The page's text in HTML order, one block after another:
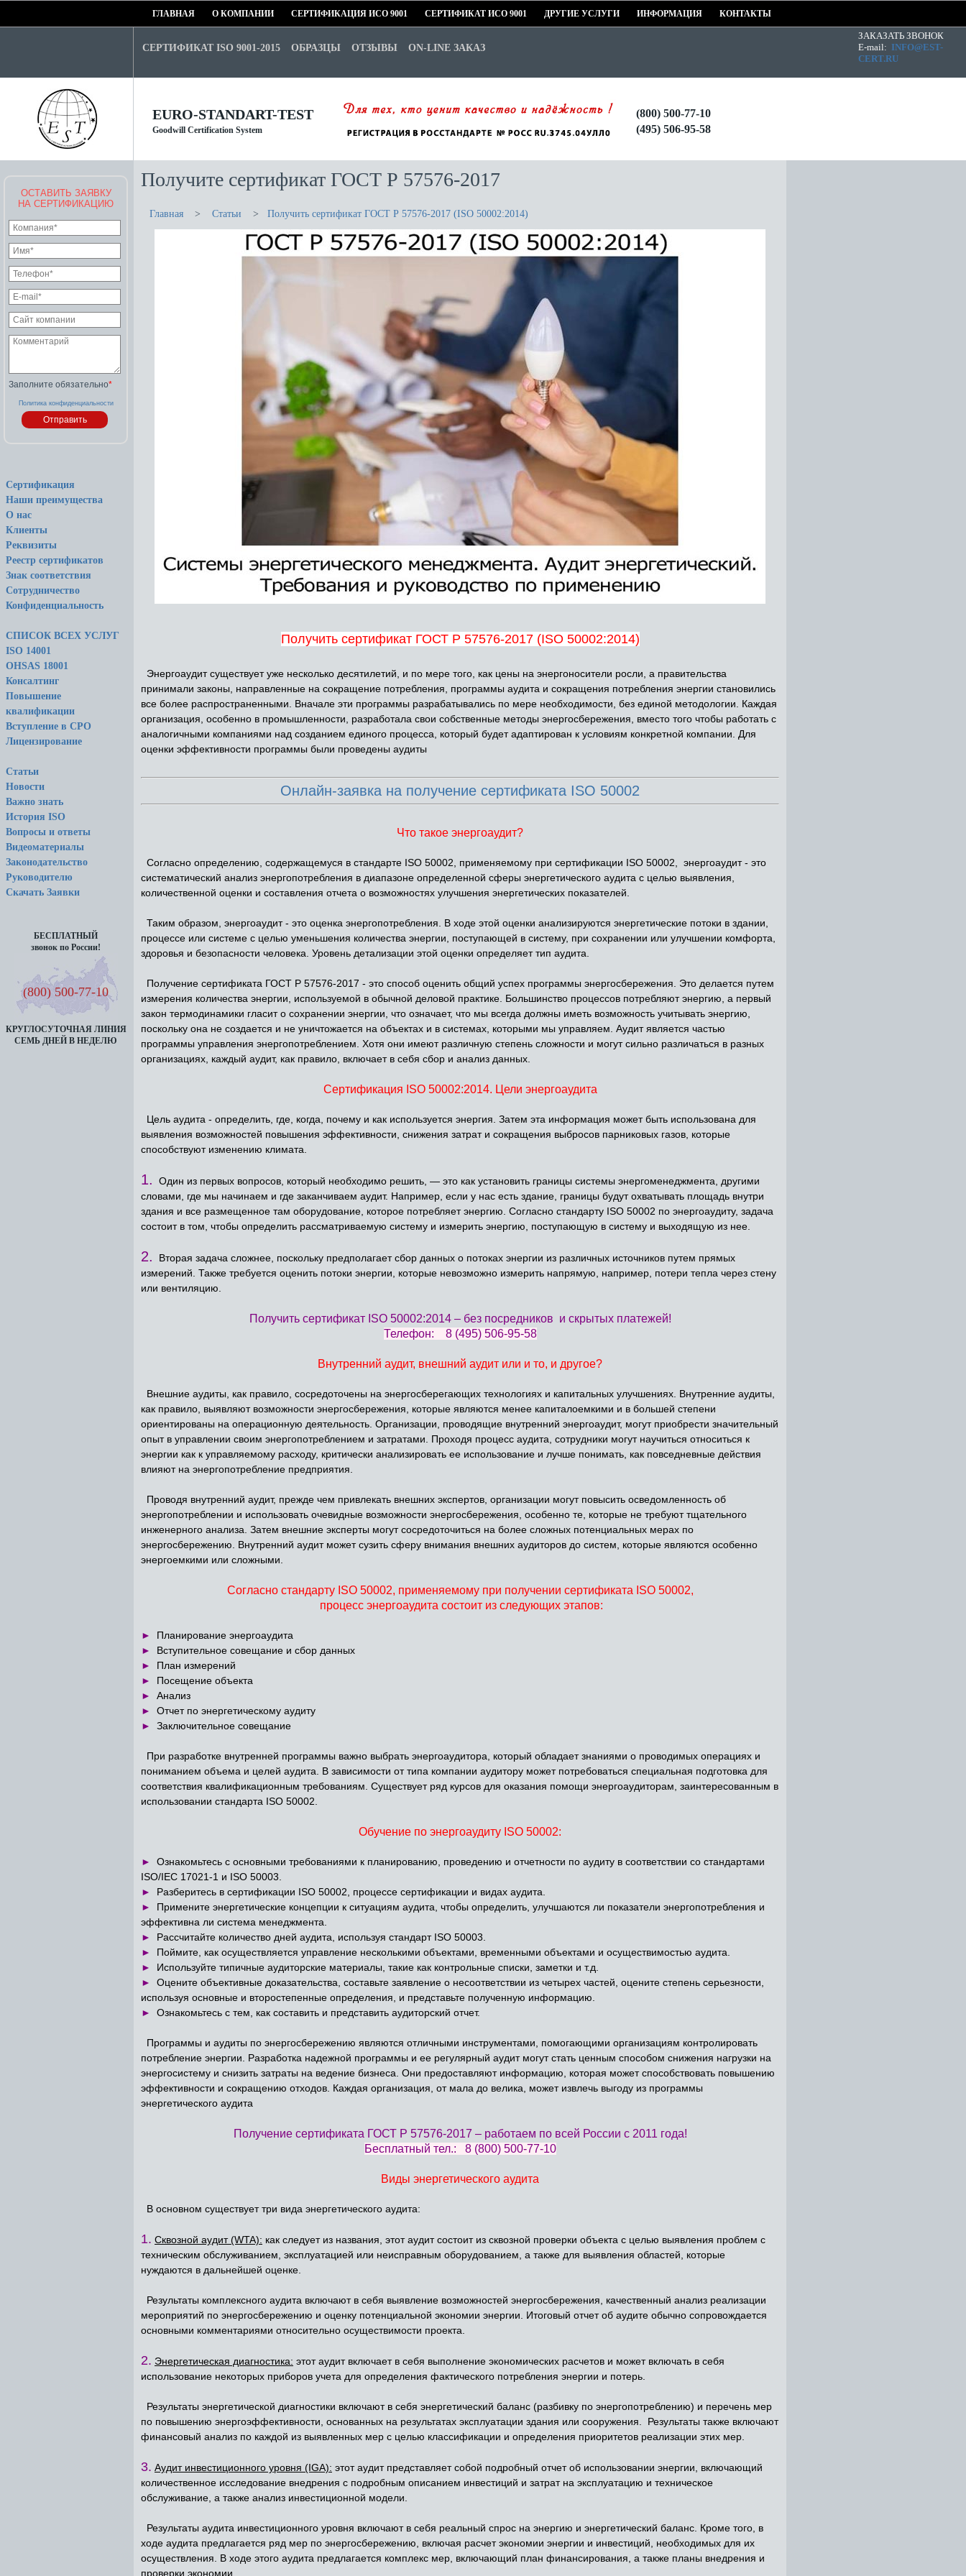
ГЛАВНАЯ О КОМПАНИИ СЕРТИФИКАЦИЯ ИСО 9001 СЕРТИФИКАТ ИСО 9001 ДРУГИЕ УСЛУГИ ИНФОРМАЦИЯ КОНТАКТЫ
СЕРТИФИКАТ ISO 9001-2015 ОБРАЗЦЫ ОТЗЫВЫ ON-LINE ЗАКАЗ
ЗАКАЗАТЬ ЗВОНОК
E-mail: INFO@EST-
CERT.RU
EURO-STANDART-TEST
Goodwill Certification System
(800) 500-77-10
(495) 506-95-58
ОСТАВИТЬ ЗАЯВКУ
НА СЕРТИФИКАЦИЮ
Заполните обязательно*
Политика конфиденциальности
Сертификация
Наши преимущества
О нас
Клиенты
Реквизиты
Реестр сертификатов
Знак соответствия
Сотрудничество
Конфиденциальность
СПИСОК ВСЕХ УСЛУГ
ISO 14001
OHSAS 18001
Консалтинг
Повышение
квалификации
Вступление в СРО
Лицензирование
Статьи
Новости
Важно знать
История ISO
Вопросы и ответы
Видеоматериалы
Законодательство
Руководителю
Скачать Заявки
БЕСПЛАТНЫЙ
звонок по России!
(800) 500-77-10
КРУГЛОСУТОЧНАЯ ЛИНИЯ
СЕМЬ ДНЕЙ В НЕДЕЛЮ
Получите сертификат ГОСТ Р 57576-2017
Главная > Статьи > Получить сертификат ГОСТ Р 57576-2017 (ISO 50002:2014)
Получить сертификат ГОСТ Р 57576-2017 (ISO 50002:2014)
Энергоаудит существует уже несколько десятилетий, и по мере того, как цены на энергоносители росли, а правительства
принимали законы, направленные на сокращение потребления, программы аудита и сокращения потребления энергии становились
все более распространенными. Вначале эти программы разрабатывались по мере необходимости, без единой методологии. Каждая
организация, особенно в промышленности, разработала свои собственные методы энергосбережения, вместо того чтобы работать с
аналогичными компаниями над созданием единого процесса, который будет адаптирован к условиям конкретной компании. Для
оценки эффективности программы были проведены аудиты
Онлайн-заявка на получение сертификата ISO 50002
Что такое энергоаудит?
Согласно определению, содержащемуся в стандарте ISO 50002, применяемому при сертификации ISO 50002, энергоаудит - это
систематический анализ энергопотребления в диапазоне определенной сферы энергетического аудита с целью выявления,
количественной оценки и составления отчета о возможностях улучшения энергетических показателей.
Таким образом, энергоаудит - это оценка энергопотребления. В ходе этой оценки анализируются энергетические потоки в здании,
процессе или системе с целью уменьшения количества энергии, поступающей в систему, при сохранении или улучшении комфорта,
здоровья и безопасности человека. Уровень детализации этой оценки определяет тип аудита.
Получение сертификата ГОСТ Р 57576-2017 - это способ оценить общий успех программы энергосбережения. Это делается путем
измерения количества энергии, используемой в обычной деловой практике. Большинство процессов потребляют энергию, а первый
закон термодинамики гласит о сохранении энергии, что означает, что мы всегда должны иметь возможность учитывать энергию,
поскольку она не создается и не уничтожается на объектах и в системах, которыми мы управляем. Аудит является частью
программы управления энергопотреблением. Хотя они имеют различную степень сложности и могут сильно различаться в разных
организациях, каждый аудит, как правило, включает в себя сбор и анализ данных.
Сертификация ISO 50002:2014. Цели энергоаудита
Цель аудита - определить, где, когда, почему и как используется энергия. Затем эта информация может быть использована для
выявления возможностей повышения эффективности, снижения затрат и сокращения выбросов парниковых газов, которые
способствуют изменению климата.
1.
Один из первых вопросов, который необходимо решить, — это как установить границы системы энергоменеджмента, другими
словами, где мы начинаем и где заканчиваем аудит. Например, если у нас есть здание, границы будут охватывать площадь внутри
здания и все размещенное там оборудование, которое потребляет энергию. Согласно стандарту ISO 50002 по энергоаудиту, задача
состоит в том, чтобы определить рассматриваемую систему и измерить энергию, поступающую в систему и выходящую из нее.
2.
Вторая задача сложнее, поскольку предполагает сбор данных о потоках энергии из различных источников путем прямых
измерений. Также требуется оценить потоки энергии, которые невозможно измерить напрямую, например, потери тепла через стену
или вентиляцию.
Получить сертификат ISO 50002:2014 – без посредников и скрытых платежей!
Телефон:
8 (495) 506-95-58
Внутренний аудит, внешний аудит или и то, и другое?
Внешние аудиты, как правило, сосредоточены на энергосберегающих технологиях и капитальных улучшениях. Внутренние аудиты,
как правило, выявляют возможности энергосбережения, которые являются менее капиталоемкими и в большей степени
ориентированы на операционную деятельность. Организации, проводящие внутренний энергоаудит, могут приобрести значительный
опыт в управлении своим энергопотреблением и затратами. Проходя процесс аудита, сотрудники могут научиться относиться к
энергии как к управляемому расходу, критически анализировать ее использование и лучше понимать, как повседневные действия
влияют на энергопотребление предприятия.
Проводя внутренний аудит, прежде чем привлекать внешних экспертов, организации могут повысить осведомленность об
энергопотреблении и использовать очевидные возможности энергосбережения, особенно те, которые не требуют тщательного
инженерного анализа. Затем внешние эксперты могут сосредоточиться на более сложных потенциальных мерах по
энергосбережению. Внутренний аудит может сузить сферу внимания внешних аудиторов до систем, которые являются особенно
энергоемкими или сложными.
Согласно стандарту ISO 50002, применяемому при получении сертификата ISO 50002,
процесс энергоаудита состоит из следующих этапов:
► Планирование энергоаудита
► Вступительное совещание и сбор данных
► План измерений
► Посещение объекта
► Анализ
► Отчет по энергетическому аудиту
► Заключительное совещание
При разработке внутренней программы важно выбрать энергоаудитора, который обладает знаниями о проводимых операциях и
пониманием объема и целей аудита. В зависимости от типа компании аудитору может потребоваться специальная подготовка для
соответствия квалификационным требованиям. Существует ряд курсов для оказания помощи энергоаудиторам, заинтересованным в
использовании стандарта ISO 50002.
Обучение по энергоаудиту ISO 50002:
► Ознакомьтесь с основными требованиями к планированию, проведению и отчетности по аудиту в соответствии со стандартами
ISO/IEC 17021-1 и ISO 50003.
► Разберитесь в сертификации ISO 50002, процессе сертификации и видах аудита.
► Примените энергетические концепции к ситуациям аудита, чтобы определить, улучшаются ли показатели энергопотребления и
эффективна ли система менеджмента.
► Рассчитайте количество дней аудита, используя стандарт ISO 50003.
► Поймите, как осуществляется управление несколькими объектами, временными объектами и осуществимостью аудита.
► Используйте типичные аудиторские материалы, такие как контрольные списки, заметки и т.д.
► Оцените объективные доказательства, составьте заявление о несоответствии из четырех частей, оцените степень серьезности,
используя основные и второстепенные определения, и представьте полученную информацию.
► Ознакомьтесь с тем, как составить и представить аудиторский отчет.
Программы и аудиты по энергосбережению являются отличными инструментами, помогающими организациям контролировать
потребление энергии. Разработка надежной программы и ее регулярный аудит могут стать ценным способом снижения нагрузки на
энергосистему и снизить затраты на ведение бизнеса. Они предоставляют информацию, которая может способствовать повышению
эффективности и сокращению отходов. Каждая организация, от мала до велика, может извлечь выгоду из программы
энергетического аудита
Получение сертификата ГОСТ Р 57576-2017 – работаем по всей России с 2011 года!
Бесплатный тел.:
8 (800) 500-77-10
Виды энергетического аудита
В основном существует три вида энергетического аудита:
1. Сквозной аудит (WTA): как следует из названия, этот аудит состоит из сквозной проверки объекта с целью выявления проблем с
техническим обслуживанием, эксплуатацией или неисправным оборудованием, а также для выявления областей, которые
нуждаются в дальнейшей оценке.
Результаты комплексного аудита включают в себя выявление возможностей энергосбережения, качественный анализ реализации
мероприятий по энергосбережению и оценку потенциальной экономии энергии. Итоговый отчет об аудите обычно сопровождается
основными комментариями относительно осуществимости проекта.
2. Энергетическая диагностика: этот аудит включает в себя выполнение экономических расчетов и может включать в себя
использование некоторых приборов учета для определения фактического потребления энергии и потерь.
Результаты энергетической диагностики включают в себя энергетический баланс (разбивку по энергопотреблению) и перечень мер
по повышению энергоэффективности, основанных на результатах эксплуатации здания или сооружения. Результаты также включают
финансовый анализ по каждой из выявленных мер с целью классификации и определения приоритетов реализации этих мер.
3. Аудит инвестиционного уровня (IGA): этот аудит представляет собой подробный отчет об использовании энергии, включающий
количественное исследование внедрения с подробным описанием инвестиций и затрат на эксплуатацию и техническое
обслуживание, а также анализ инвестиционной модели.
Результаты аудита инвестиционного уровня включают в себя реальный спрос на энергию и энергетический баланс. Кроме того, в
ходе аудита предлагается ряд мер по энергосбережению, включая расчет экономии энергии и инвестиций, необходимых для их
осуществления. В ходе этого аудита предлагается комплекс мер, включающий план финансирования, а также планы внедрения и
проверки экономии.